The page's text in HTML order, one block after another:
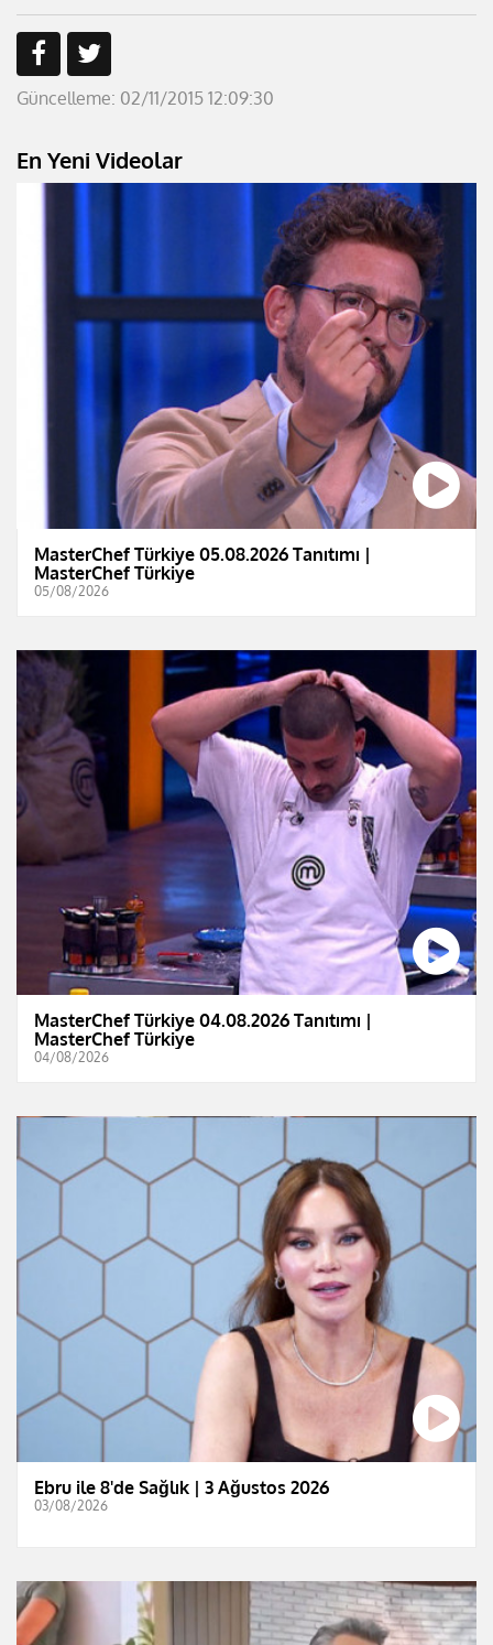
Güncelleme: 02/11/2015 12:09:30
En Yeni Videolar
MasterChef Türkiye 05.08.2026 Tanıtımı |
MasterChef Türkiye
05/08/2026
MasterChef Türkiye 04.08.2026 Tanıtımı |
MasterChef Türkiye
04/08/2026
Ebru ile 8'de Sağlık | 3 Ağustos 2026
03/08/2026